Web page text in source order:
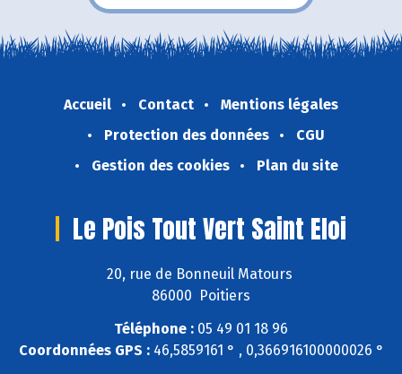
Accueil Contact
Mentions légales
Protection des données
CGU
Gestion des cookies
Plan du site
Le Pois Tout Vert Saint Eloi
20, rue de Bonneuil Matours
86000 Poitiers
Téléphone : 05 49 01 18 96
Coordonnées GPS :46,5859161 ° , 0,366916100000026 °